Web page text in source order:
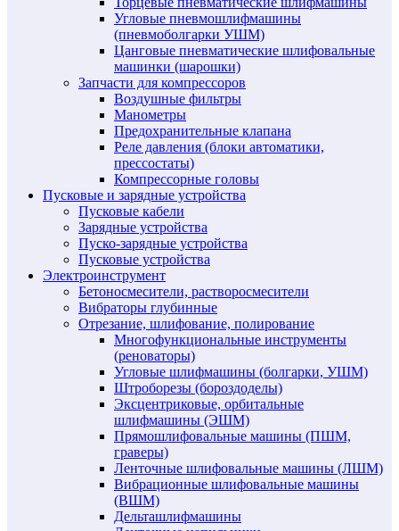
Угловые пневмошлифмашины
(пневмоболгарки УШМ)
Цанговые пневматические шлифовальные
машинки (шарошки)
Запчасти для компрессоров
Воздушные фильтры
Манометры
Предохранительные клапана
Реле давления (блоки автоматики,
прессостаты)
Компрессорные головы
Пусковые и зарядные устройства
Пусковые кабели
Зарядные устройства
Пуско-зарядные устройства
Пусковые устройства
Электроинструмент
Бетоносмесители, растворосмесители
Вибраторы глубинные
Отрезание, шлифование, полирование
Многофункциональные инструменты
(реноваторы)
Угловые шлифмашины (болгарки, УШМ)
Штроборезы (бороздоделы)
Эксцентриковые, орбитальные
шлифмашины (ЭШМ)
Прямошлифовальные машины (ПШМ,
граверы)
Ленточные шлифовальные машины (ЛШМ)
Вибрационные шлифовальные машины
(ВШМ)
Дельташлифмашины